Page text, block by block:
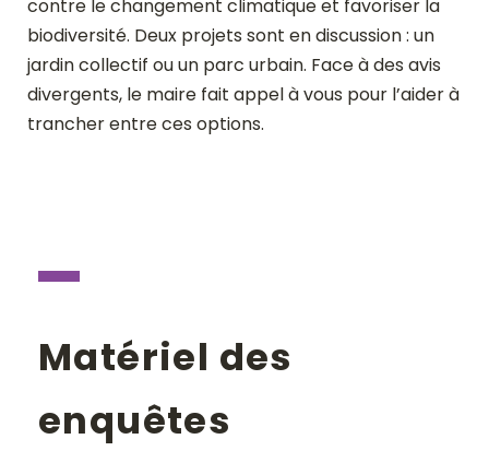
contre le changement climatique et favoriser la
biodiversité. Deux projets sont en discussion : un
jardin collectif ou un parc urbain. Face à des avis
divergents, le maire fait appel à vous pour l’aider à
trancher entre ces options.
Matériel des
enquêtes